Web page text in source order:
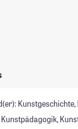
Kunstgeschichte,